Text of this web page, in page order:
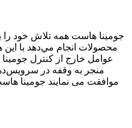
محصولات انجام مي‌دهد با
عوامل خارج از كنترل
منجر به وقفه در
موافقت می نمايند جومینا